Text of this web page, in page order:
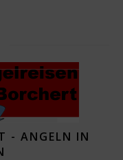
- ANGELN IN